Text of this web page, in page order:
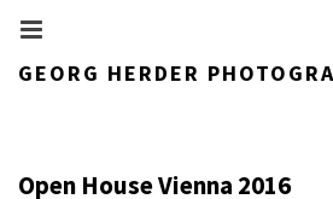
GEORG HERDER
Open House Vienna 2016